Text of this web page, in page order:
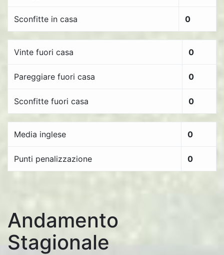
Sconfitte in casa 0
Vinte fuori casa 0
Pareggiare fuori casa 0
Sconfitte fuori casa 0
Media inglese 0
Punti penalizzazione 0
Andamento
Stagionale